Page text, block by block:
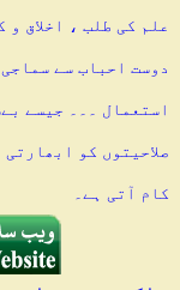
علم کی طلب ، اخلاق
دوست احباب سے
استعمال ۔۔۔ جیسے
صلاحیتوں کو
کام آتی ہے۔